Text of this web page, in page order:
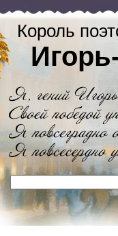
Король